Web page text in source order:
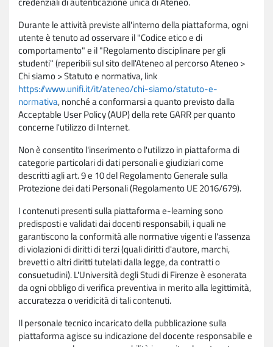
Durante le attività previste all'interno della piattaforma, ogni
utente è tenuto ad osservare il "Codice etico e di
comportamento" e il "Regolamento disciplinare per gli
studenti" (reperibili sul sito dell'Ateneo al percorso Ateneo >
Chi siamo > Statuto e normativa, link
https://www.unifi.it/it/ateneo/chi-siamo/statuto-e-
normativa, nonché a conformarsi a quanto previsto dalla
Acceptable User Policy (AUP) della rete GARR per quanto
concerne l'utilizzo di Internet.
Non è consentito l'inserimento o l'utilizzo in piattaforma di
categorie particolari di dati personali e giudiziari come
descritti agli art. 9 e 10 del Regolamento Generale sulla
Protezione dei dati Personali (Regolamento UE 2016/679).
I contenuti presenti sulla piattaforma e-learning sono
predisposti e validati dai docenti responsabili, i quali ne
garantiscono la conformità alle normative vigenti e l'assenza
di violazioni di diritti di terzi (quali diritti d'autore, marchi,
brevetti o altri diritti tutelati dalla legge, da contratti o
consuetudini). L'Università degli Studi di Firenze è esonerata
da ogni obbligo di verifica preventiva in merito alla legittimità,
accuratezza o veridicità di tali contenuti.
Il personale tecnico incaricato della pubblicazione sulla
piattaforma agisce su indicazione del docente responsabile e